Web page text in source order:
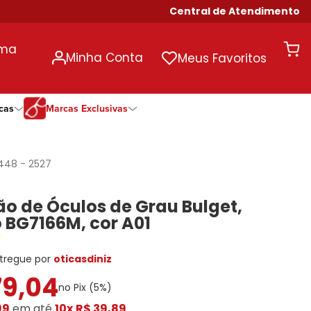
Central de Atendimento
Minha Conta Meus Favoritos
Ono
Todas Exclusivas
Ono
Todas Exclusivas
Todas as Durações
Ono
Marcas Exclusivas
-2527
de Óculos de Grau Bulget,
cor A01
por oticasdiniz
,04no Pix (5%)